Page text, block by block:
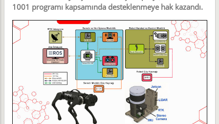
1001 programı kapsamında desteklenmeye hak kazandı.